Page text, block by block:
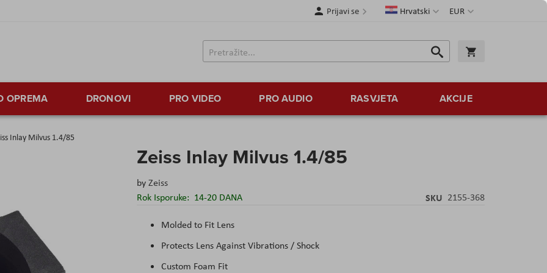
Valuta
EUR
JezikHrvatski
Prijavi se
Traži
Traži
OPREMA DRONOVI PRO VIDEO PRO AUDIO RASVJETA AKCIJE
Inlay Milvus 1.4/85
Zeiss Inlay Milvus 1.4/85
byZeiss
Rok Isporuke: 14-20 DANA SKU 2155-368
Molded to Fit Lens
Protects Lens Against Vibrations / Shock
Custom Foam Fit